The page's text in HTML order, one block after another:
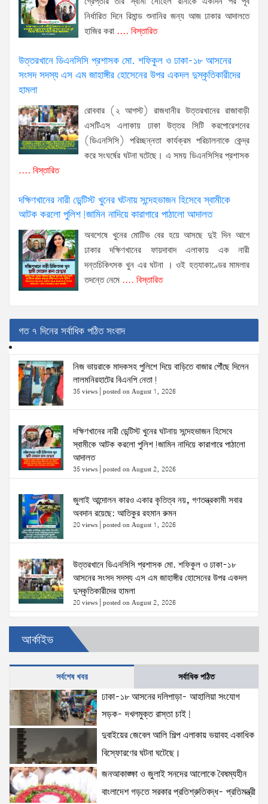
নির্ধারিত দিনে রিমান্ড শুনানির জন্য আজ ঢাকার আদালতে
হাজির করা .... বিস্তারিত
উত্তরখানে ডিএনসিসি প্রশাসক মো. শফিকুল ও ঢাকা-১৮ আসনের
সংসদ সদস্য এস এম জাহাঙ্গীর হোসেনের উপর একদল দুস্কৃতিকারীদের
হামলা
রোববার (২ আগস্ট) রাজধানীর উত্তরখানের রাজাবাড়ী
এসটিএস এলাকায় ঢাকা উত্তর সিটি করপোরেশনের
(ডিএনসিসি) পরিচ্ছন্নতা কার্যক্রম পরিচালনাকে কেন্দ্র
করে সংঘর্ষের ঘটনা ঘটেছে। এ সময় ডিএনসিসির প্রশাসক
.... বিস্তারিত
দক্ষিণখানের নারী ডেন্টিস্ট খুনের ঘটনায় সন্দেহভাজন হিসেবে স্বামীকে
আটক করলো পুলিশ!জামিন নাদিয়ে কারাগারে পাঠালো আদালত
অবশেষে খুনের মোটিভ বের হয়ে আসছে দুই দিন আগে
ঢাকার দক্ষিণখানের ফায়দাবাদ এলাকায় এক নারী
দন্তচিকিৎসক খুন এর ঘটনা । ওই হত্যাকাণ্ডের মামলার
তদন্তে নেমে .... বিস্তারিত
গত ৭ দিনের সর্বাধিক পঠিত সংবাদ
নিজ ভায়রাকে মাদকসহ পুলিশে দিয়ে বাড়িতে বাজার পৌঁছে দিলেন
লালমনিরহাটের বিএনপি নেতা!
35 views posted on August 1, 2026
দক্ষিণখানের নারী ডেন্টিস্ট খুনের ঘটনায় সন্দেহভাজন হিসেবে
স্বামীকে আটক করলো পুলিশ!জামিন নাদিয়ে কারাগারে পাঠালো
আদালত
35 views posted on August 2, 2026
জুলাই আন্দোলন কারও একার কৃতিত্ব নয়, গণতন্ত্রকামী সবার
অবদান রয়েছে: আতিকুর রহমান রুমন
20 views posted on August 1, 2026
উত্তরখানে ডিএনসিসি প্রশাসক মো. শফিকুল ও ঢাকা-১৮
আসনের সংসদ সদস্য এস এম জাহাঙ্গীর হোসেনের উপর একদল
দুস্কৃতিকারীদের হামলা
20 views posted on August 2, 2026
৫ আগস্টের স্মরণসভা সফল করতে প্রস্তুতি সভা অনুষ্ঠিত
19 views
দক্ষিণখানে সেই নারী চিকিৎসককে খুনের মামলায় গ্রেপ্তার তার
স্বামী সোহেল রানার দুই দিনের রিমান্ড আদালত
17 views posted on August 3, 2026
প্রধানমন্ত্রীর সঙ্গে মার্কিন বিশেষ দূতের বৈঠক: তারেক রহমানের
নেতৃত্ব ও বাংলাদেশের স্থিতিশীলতায় দৃঢ় আত্মবিশ্বাস
যুক্তরাষ্ট্রের: মাহ্দী আমিন
15 views
আর্কাইভ
সর্বশেষ খবর সর্বাধিক পঠিত
ঢাকা-১৮ আসনের দলিপাড়া- আহালিয়া সংযোগ
সড়ক- দখলমুক্ত রাস্তা চাই!
দুবাইয়ের জেবেল আলি শিল্প এলাকায় ভয়াবহ একাধিক
বিস্ফোরণের ঘটনা ঘটেছে।
জনআকাঙ্ক্ষা ও জুলাই সনদের আলোকে বৈষম্যহীন
বাংলাদেশ গড়তে সরকার প্রতিশ্রুতিবদ্ধ- প্রতিমন্ত্রী